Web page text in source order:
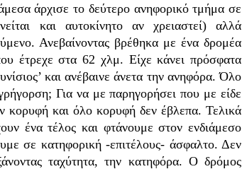
άρχισε το δεύτερο ανηφορικό τμήμα σε
και αυτοκίνητο αν χρειαστεί) αλλά
Ανεβαίνοντας βρέθηκα με ένα δρομέα
έτρεχε στα 62 χλμ. Είχε κάνει πρόσφατα
και ανέβαινε άνετα την ανηφόρα. Όλο
Για να με παρηγορήσει που με είδε
κορυφή και όλο κορυφή δεν έβλεπα. Τελικά
ένα τέλος και φτάνουμε στον ενδιάμεσο
σε κατηφορική -επιτέλους- άσφαλτο. Δεν
ταχύτητα, την κατηφόρα. Ο δρόμος